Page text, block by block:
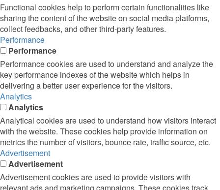
Functional cookies help to perform certain functionalities like
sharing the content of the website on social media platforms,
collect feedbacks, and other third-party features.
Performance
Performance
Performance cookies are used to understand and analyze the
key performance indexes of the website which helps in
delivering a better user experience for the visitors.
Analytics
Analytics
Analytical cookies are used to understand how visitors interact
with the website. These cookies help provide information on
metrics the number of visitors, bounce rate, traffic source, etc.
Advertisement
Advertisement
Advertisement cookies are used to provide visitors with
relevant ads and marketing campaigns. These cookies track